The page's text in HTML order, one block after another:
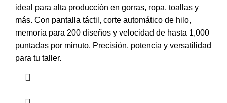
ideal para alta producción en gorras, ropa, toallas y
más. Con pantalla táctil, corte automático de hilo,
memoria para 200 diseños y velocidad de hasta 1,000
puntadas por minuto. Precisión, potencia y versatilidad
para tu taller.